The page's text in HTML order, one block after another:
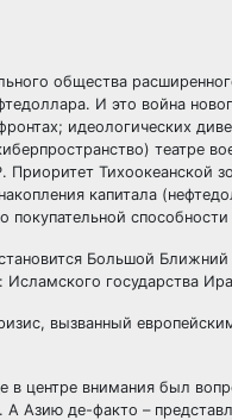
общества
И это война
идеологических
театре
Тихоокеанской
капитала
способности
Большой Ближний
государства
вызванный
центре внимания был
Азию де-факто –